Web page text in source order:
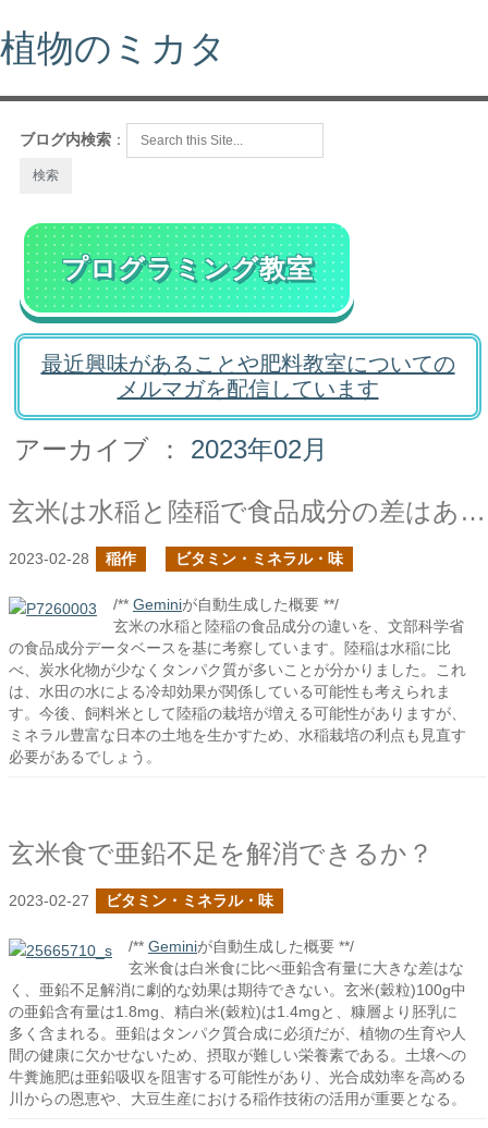
植物のミカタ
ブログ内検索 ：
プログラミング教室
最近興味があることや肥料教室についての
メルマガを配信しています
アーカイブ ： 2023年02月
玄米は水稲と陸稲で食品成分の差はあるのか？
2023-02-28 稲作 ビタミン・ミネラル・味
/** Geminiが自動生成した概要 **/
玄米の水稲と陸稲の食品成分の違いを、文部科学省
の食品成分データベースを基に考察しています。陸稲は水稲に比
べ、炭水化物が少なくタンパク質が多いことが分かりました。これ
は、水田の水による冷却効果が関係している可能性も考えられま
す。今後、飼料米として陸稲の栽培が増える可能性がありますが、
ミネラル豊富な日本の土地を生かすため、水稲栽培の利点も見直す
必要があるでしょう。
玄米食で亜鉛不足を解消できるか？
2023-02-27 ビタミン・ミネラル・味
/** Geminiが自動生成した概要 **/
玄米食は白米食に比べ亜鉛含有量に大きな差はな
く、亜鉛不足解消に劇的な効果は期待できない。玄米(穀粒)100g中
の亜鉛含有量は1.8mg、精白米(穀粒)は1.4mgと、糠層より胚乳に
多く含まれる。亜鉛はタンパク質合成に必須だが、植物の生育や人
間の健康に欠かせないため、摂取が難しい栄養素である。土壌への
牛糞施肥は亜鉛吸収を阻害する可能性があり、光合成効率を高める
川からの恩恵や、大豆生産における稲作技術の活用が重要となる。